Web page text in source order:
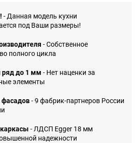
- Данная модель кухни
под Ваши размеры!
- Собственное
полного цикла
до 1 мм - Нет наценки за
элементы
фасадов- 9 фабрик-партнеров России
- ЛДСП Egger 18 мм
надежности